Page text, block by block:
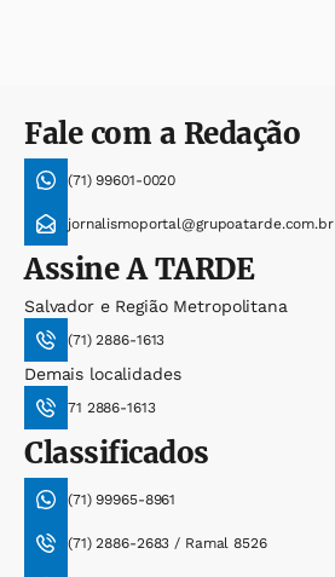
Fale com a Redação
(71) 99601-0020
jornalismoportal@grupoatarde.com.br
AssineA TARDE
Salvador e Região Metropolitana
(71) 2886-1613
Demais localidades
71 2886-1613
Classificados
(71) 99965-8961
(71) 2886-2683 / Ramal 8526